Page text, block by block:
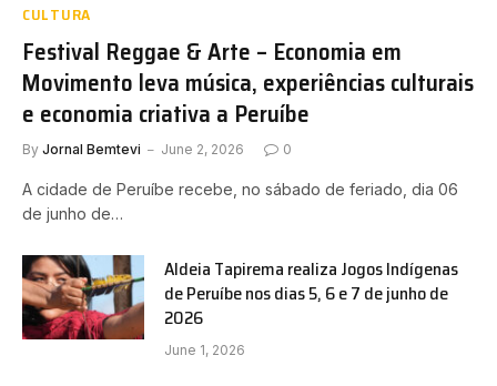
CULTURA
Festival Reggae & Arte – Economia em
Movimento leva música, experiências culturais
e economia criativa a Peruíbe
By Jornal Bemtevi June 2, 2026 0
A cidade de Peruíbe recebe, no sábado de feriado, dia 06
de junho de…
Aldeia Tapirema realiza Jogos Indígenas
de Peruíbe nos dias 5, 6 e 7 de junho de
2026
June 1, 2026